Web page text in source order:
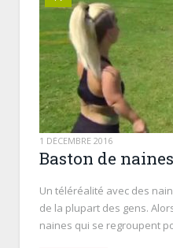
1 DÉCEMBRE 2016
Baston de naines
Un téléréalité avec des
de la plupart des gens.
naines qui se regroupent